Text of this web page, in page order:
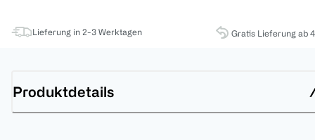
Lieferung in 2-3 Werktagen Gratis Lieferung ab
Produktdetails